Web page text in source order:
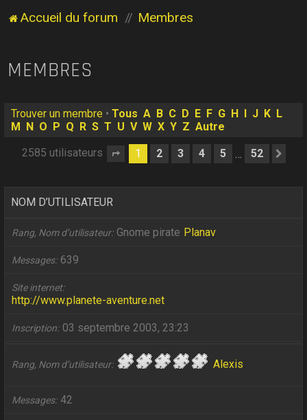
Accueil du forum Membres
MEMBRES
Trouver un membre •Tous A B C D E F G H J K L
M
N O P Q R S T U V W X Y Z Autre
2585 utilisateurs Page 1sur52
1 2 3 4 5 … 52
NOM D’UTILISATEUR
Rang, Nom d’utilisateur Gnome pirate Planav
Messages 639
Site internet
http://www.planete-aventure.net
Inscription 03 septembre 2003, 23:23
Rang, Nom d’utilisateur Alexis
Messages 42